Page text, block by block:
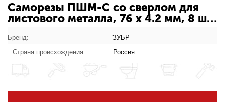
Саморезы ПШМ-С со сверлом для
листового металла, 76 х 4.2 мм, 8 шт,
характеристики товара
Бренд:
ЗУБР
Страна происхождения:
Россия